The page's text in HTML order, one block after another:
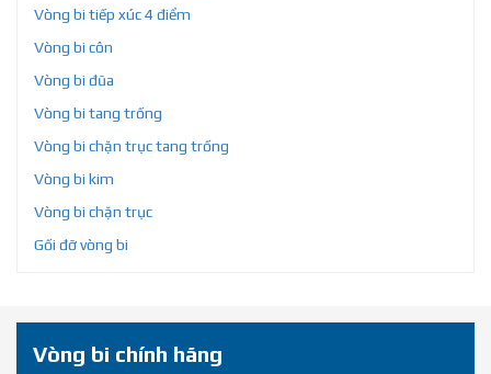
Vòng bi tiếp xúc 4 điểm
Vòng bi côn
Vòng bi đũa
Vòng bi tang trống
Vòng bi chặn trục tang trống
Vòng bi kim
Vòng bi chặn trục
Gối đỡ vòng bi
Vòng bi chính hãng